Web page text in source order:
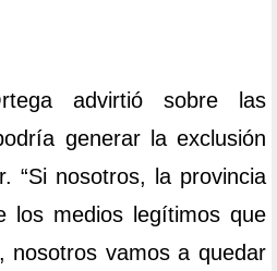
advirtió sobre las
generar la exclusión
“Si nosotros, la provincia
los medios legítimos que
nosotros vamos a quedar